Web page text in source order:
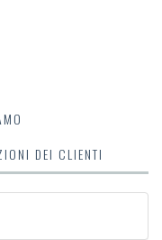
DEI CLIENTI